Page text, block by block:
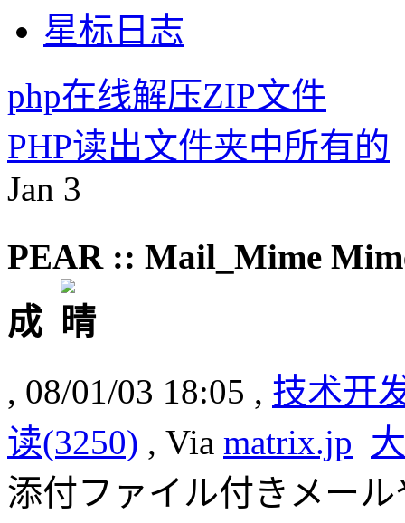
星标日志
php在线解压ZIP文件
PHP读出文件夹中所有的
Jan 3
PEAR :: Mail_Mime
成
, 08/01/03 18:05 , 技术开
读(3250) , Via matrix.jp 大
添付ファイル付きメー